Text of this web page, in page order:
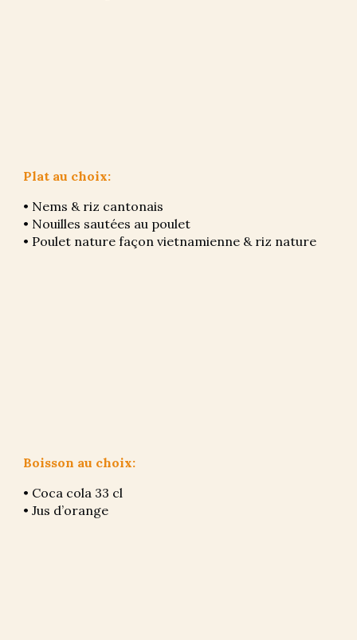
Plat au choix:
• Nems & riz cantonais
• Nouilles sautées au poulet
• Poulet nature façon vietnamienne & riz nature
Boisson au choix:
• Coca cola 33 cl
• Jus d’orange